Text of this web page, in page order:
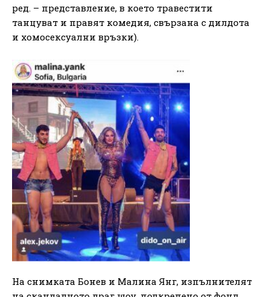
ред. – представление, в което травестити
танцуват и правят комедия, свързана с дилдота
и хомосексуални връзки).
На снимката Бонев и Малина Янг, изпълнителят